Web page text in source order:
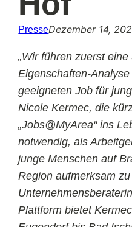
PresseDezember 14,
„Wir führen zuerst
Eigenschaften-
geeigneten Job für
Nicole Kermec, die
„Jobs@MyArea“ ins
notwendig, als
junge Menschen auf
Region aufmerksam
Plattform bietet